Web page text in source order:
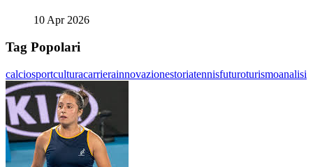
10 Apr 2026
Tag Popolari
calciosportculturacarrierainnovazionestoriatennisfuturoturismoanalisi